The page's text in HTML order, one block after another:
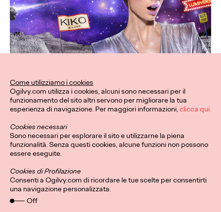
Come utilizziamo i cookies
Ogilvy.com utilizza i cookies, alcuni sono necessari per il
funzionamento del sito altri servono per migliorare la tua
esperienza di navigazione. Per maggiori informazioni,clicca qui.
Cookies necessari
Sono necessari per esplorare il sito e utilizzarne la piena
funzionalità. Senza questi cookies, alcune funzioni non possono
essere eseguite.
Cookies di Profilazione
Consenti a Ogilvy.com di ricordare le tue scelte per consentirti
una navigazione personalizzata.
Off